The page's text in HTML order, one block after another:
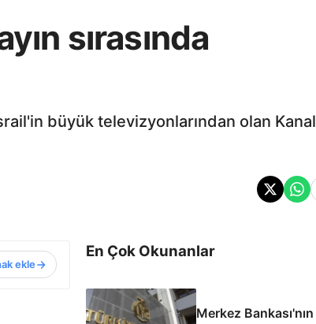
sırasında
büyük televizyonlarından olan Kanal
ekle
En Çok Okunanlar
Merkez Bankası'nın